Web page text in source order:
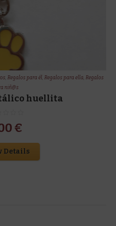
, Regalos para él, Regalos para ella, Regalos
niñ@s
huellita
€
Details